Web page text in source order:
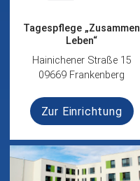
Tagespflege „Zusammen
Leben“
Hainichener Straße 15
09669 Frankenberg
Zur Einrichtung